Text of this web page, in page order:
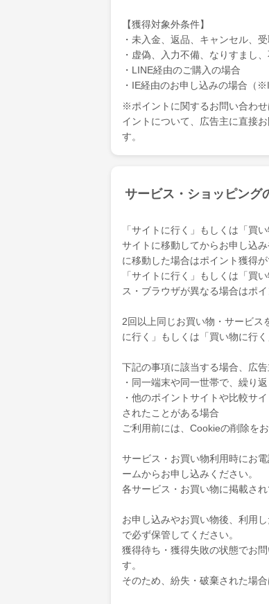
【獲得対象外条件】
・未入金、返品、キャンセル、
・虚偽、入力不備、なりすまし
・LINE経由のご購入の場合
・IE経由のお申し込みの場合（
※ポイントに関するお問い合わせ
イントについて、広告主に直接
す。
サービス・ショッピング
「サイトに行く」もしくは「買
サイトに移動してからお申し込
に移動した場合はポイント獲得が
「サイトに行く」もしくは「買
ス・ブラウザが異なる場合はポ
2回以上同じお買い物・サービス
に行く」もしくは「買い物に行
下記の事項に該当する場合、広
・同一端末や同一世帯で、繰り
・他のポイントサイトや比較サ
されたことがある場合
ご利用前には、Cookieの削除を
サービス・お買い物利用時にお
ームからお申し込みください。
各サービス・お買い物に掲載さ
お申し込みやお買い物後、利用
で必ず保管してください。
獲得待ち・獲得失敗の状態でお
す。
そのため、紛失・破棄された場